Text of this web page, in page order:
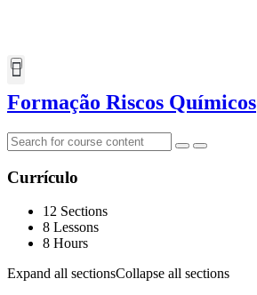
Formação Riscos Químicos
Currículo
12 Sections
8 Lessons
8 Hours
Expand all sectionsCollapse all sections